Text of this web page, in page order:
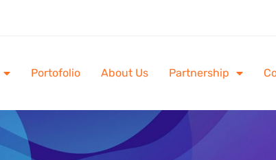
Portofolio About Us Partnership